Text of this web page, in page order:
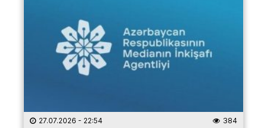
27.07.2026 - 22:54 384